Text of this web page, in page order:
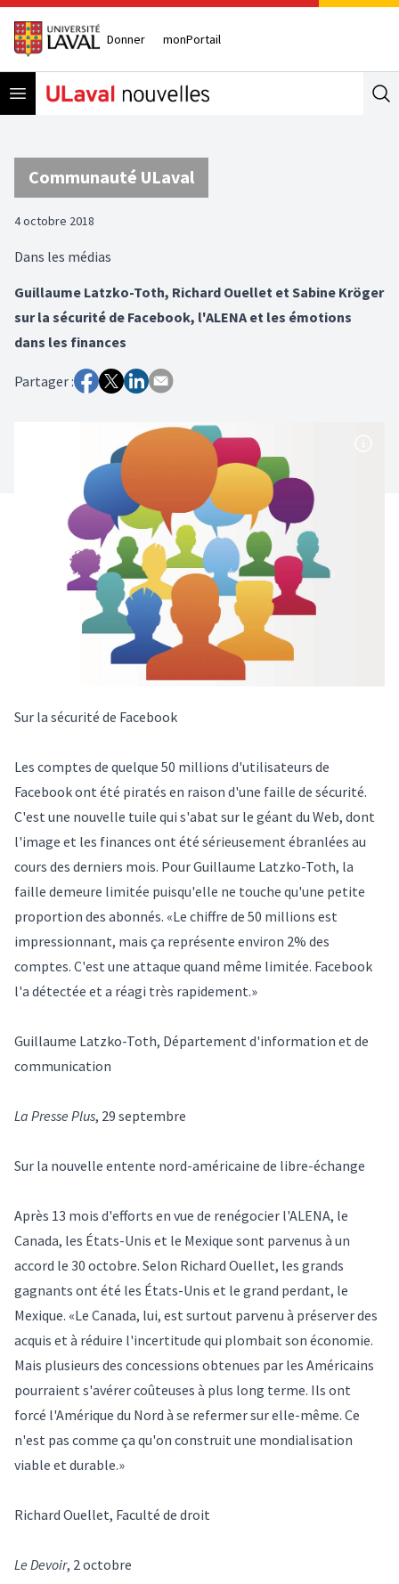
Donner monPortail
Open menu
Communauté ULaval
4 octobre 2018
Dans les médias
Guillaume Latzko-Toth, Richard Ouellet et Sabine Kröger
sur la sécurité de Facebook, l'ALENA et les émotions
dans les finances
Partager :
Sur la sécurité de Facebook
Les comptes de quelque 50 millions d'utilisateurs de
Facebook ont été piratés en raison d'une faille de sécurité.
C'est une nouvelle tuile qui s'abat sur le géant du Web, dont
l'image et les finances ont été sérieusement ébranlées au
cours des derniers mois. Pour Guillaume Latzko-Toth, la
faille demeure limitée puisqu'elle ne touche qu'une petite
proportion des abonnés. «Le chiffre de 50 millions est
impressionnant, mais ça représente environ 2% des
comptes. C'est une attaque quand même limitée. Facebook
l'a détectée et a réagi très rapidement.»
Guillaume Latzko-Toth, Département d'information et de
communication
La Presse Plus, 29 septembre
Sur la nouvelle entente nord-américaine de libre-échange
Après 13 mois d'efforts en vue de renégocier l'ALENA, le
Canada, les États-Unis et le Mexique sont parvenus à un
accord le 30 octobre. Selon Richard Ouellet, les grands
gagnants ont été les États-Unis et le grand perdant, le
Mexique. «Le Canada, lui, est surtout parvenu à préserver des
acquis et à réduire l'incertitude qui plombait son économie.
Mais plusieurs des concessions obtenues par les Américains
pourraient s'avérer coûteuses à plus long terme. Ils ont
forcé l'Amérique du Nord à se refermer sur elle-même. Ce
n'est pas comme ça qu'on construit une mondialisation
viable et durable.»
Richard Ouellet, Faculté de droit
Le Devoir, 2 octobre